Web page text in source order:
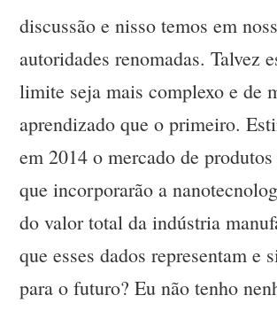
discussão e nisso temos em
autoridades renomadas. Talvez
limite seja mais complexo e de
aprendizado que o primeiro.
em 2014 o mercado de
que incorporarão a
do valor total da indústria
que esses dados representam e
para o futuro? Eu não tenho